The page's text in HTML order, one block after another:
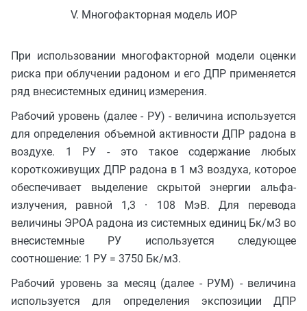
V. Многофакторная модель ИОР
При использовании многофакторной модели оценки
риска при облучении радоном и его ДПР применяется
ряд внесистемных единиц измерения.
Рабочий уровень (далее - РУ) - величина используется
для определения объемной активности ДПР радона в
воздухе. 1 РУ - это такое содержание любых
короткоживущих ДПР радона в 1 м3 воздуха, которое
обеспечивает выделение скрытой энергии альфа-
излучения, равной 1,3 · 108 МэВ. Для перевода
величины ЭРОА радона из системных единиц Бк/м3 во
внесистемные РУ используется следующее
соотношение: 1 РУ = 3750 Бк/м3.
Рабочий уровень за месяц (далее - РУМ) - величина
используется для определения экспозиции ДПР